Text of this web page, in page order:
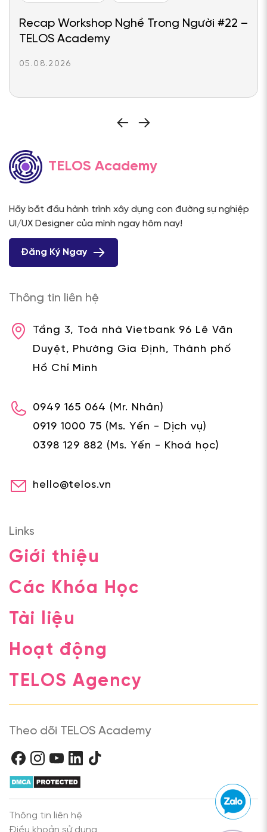
Recap Workshop Nghề Trong Người #22 –
TELOS Academy
05.08.2026
TELOS Academy
Hãy bắt đầu hành trình xây dựng con đường sự nghiệp
UI/UX Designer của mình ngay hôm nay!
Đăng Ký Ngay
Thông tin liên hệ
Tầng 3, Toà nhà Vietbank 96 Lê Văn
Duyệt, Phường Gia Định, Thành phố
Hồ Chí Minh
0949 165 064 (Mr. Nhân)
0919 1000 75 (Ms. Yến - Dịch vụ)
0398 129 882 (Ms. Yến - Khoá học)
hello@telos.vn
Links
Giới thiệu
Các Khóa Học
Tài liệu
Hoạt động
TELOS Agency
Theo dõi TELOS Academy
Thông tin liên hệ